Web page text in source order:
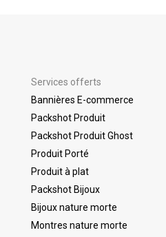
Services offerts
Bannières E-commerce
Packshot Produit
Packshot Produit Ghost
Produit Porté
Produit à plat
Packshot Bijoux
Bijoux nature morte
Montres nature morte